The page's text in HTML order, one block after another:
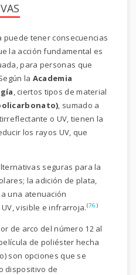
puede tener consecuencias
la acción fundamental es
para personas que
la Academia
, ciertos tipos de material
, sumado a
o UV, tienen la
los rayos UV, que
seguras para la
la adición de plata,
una atenuación
visible e infrarroja.(76 )
de arco del número 12 al
de poliéster hecha
son opciones que se
dispositivo de